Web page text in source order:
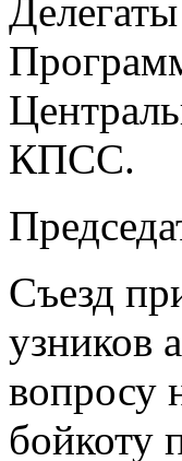
КПСС.
Съезд
узников
вопросу
бойкоту